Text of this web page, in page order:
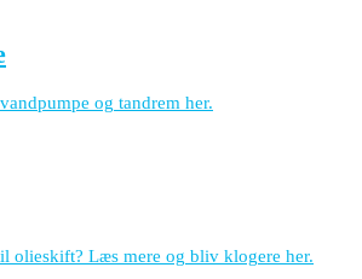
og tandrem her.
olieskift? Læs mere og bliv klogere her.